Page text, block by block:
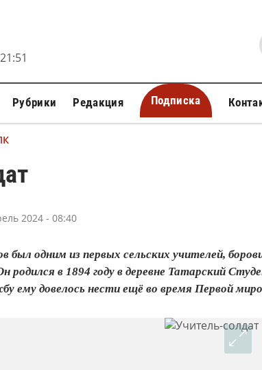
Рубрики Редакция Подписка
2024 - 08:40
был одним из первых сельских учителей,
родился в 1894 году в деревне Татарский
ему довелось нести ещё во время Первой